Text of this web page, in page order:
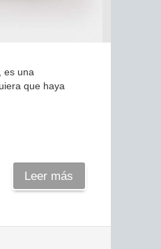
es una
que haya
Leer más